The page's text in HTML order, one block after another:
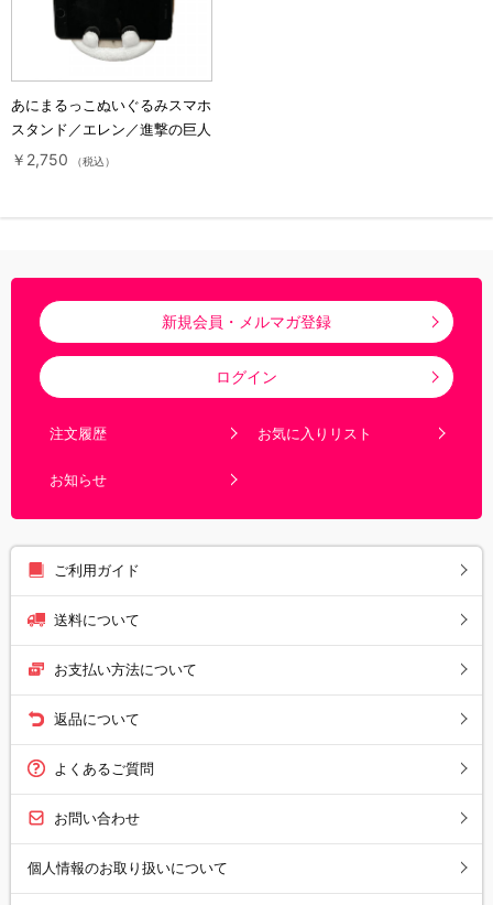
あにまるっこぬいぐるみスマホ
スタンド／エレン／進撃の巨人
￥2,750 （税込）
新規会員・メルマガ登録
ログイン
注文履歴 お気に入りリスト
お知らせ
ご利用ガイド
送料について
お支払い方法について
返品について
よくあるご質問
お問い合わせ
個人情報のお取り扱いについて